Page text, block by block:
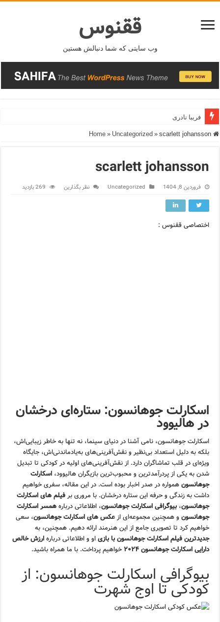
ققنوس
وب سایتی که شما دنبالش هستین
فریبا نادری
Home
» Uncategorized » scarlett johansson
scarlett johansson
فروردین 8, 1404 Uncategorized نظر بگذارین 269 بازدید
اختصاصی ققنوس :
اسکارلت جوهانسون: ستاره‌ای درخشان
در هالیوود
اسکارلت جوهانسون، نامی آشنا در دنیای سینما، نه تنها به خاطر زیبایی‌اش،
بلکه به دلیل استعداد بی‌نظیر و نقش‌آفرینی‌های به‌یادماندنی‌اش، جایگاه
ویژه‌ای در قلب تماشاگران دارد. از نقش‌آفرینی‌های اولیه در کودکی تا تبدیل
شدن به یکی از پردرآمدترین و محبوب‌ترین بازیگران هالیوود،اسکارلت
جوهانسونهمواره در صدر اخبار بوده است. در این مقاله، سفری خواهیم
داشت به زندگی و حرفه این ستاره درخشان. با مروری برفیلم های اسکارلت
جوهانسون،بیوگرافی اسکارلت جوهانسون، اطلاعاتی دربارههمسر اسکارلت
جوهانسونو همچنین مجموعه‌ای ازعکس های اسکارلت جوهانسون، سعی
خواهیم کرد تا تصویری جامع از این هنرمند ارائه دهیم. همچنین، به
جدیدترین فیلم اسکارلت جوهانسون با بازیاو و اطلاعاتی دربارهارزش خالص
دارایی اسکارلت جوهانسون ۲۰۲۴
خواهیم پرداخت. با ما همراه باشید.
بیوگرافی اسکارلت جوهانسون: از
کودکی تا اوج شهرت